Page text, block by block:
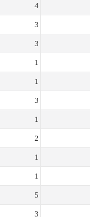
4
3
3
1
1
3
1
2
1
1
5
3